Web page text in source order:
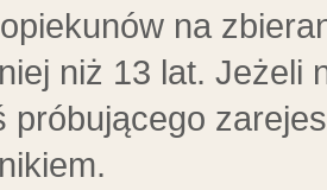
na
niż 13 lat. Jeżeli
próbującego